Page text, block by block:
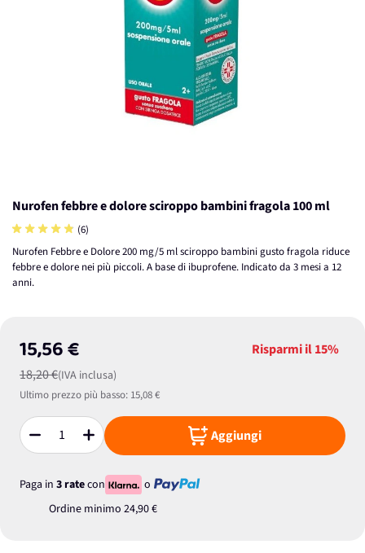
Nurofen febbre e dolore sciroppo bambini fragola 100 ml
(6)
Nurofen Febbre e Dolore 200 mg/5 ml sciroppo bambini gusto fragola riduce
febbre e dolore nei più piccoli. A base di ibuprofene. Indicato da 3 mesi a 12
anni.
15,56 €
18,20 €(IVA inclusa)
Risparmi il15%
Ultimo prezzo più basso: 15,08 €
Quantità Aggiungi
Paga in 3 ratecon
o
Ordine minimo 24,90 €